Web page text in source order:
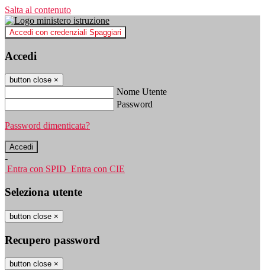
Salta al contenuto
Accedi con credenziali Spaggiari
Accedi
button close ×
Nome Utente
Password
Password dimenticata?
-
Entra con SPID Entra con CIE
Seleziona utente
button close ×
Recupero password
button close ×